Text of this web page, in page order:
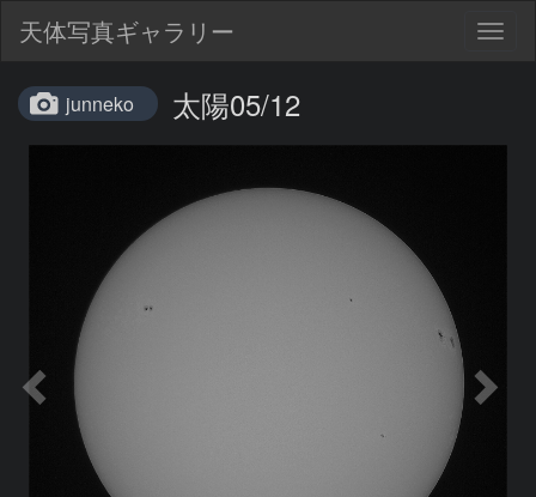
天体写真ギャラリー
junneko 太陽05/12